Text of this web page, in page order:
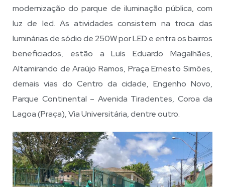
modernização do parque de iluminação pública, com
luz de led. As atividades consistem na troca das
luminárias de sódio de 250W por LED e entra os bairros
beneficiados, estão a Luís Eduardo Magalhães,
Altamirando de Araújo Ramos, Praça Ernesto Simões,
demais vias do Centro da cidade, Engenho Novo,
Parque Continental – Avenida Tiradentes, Coroa da
Lagoa (Praça), Via Universitária, dentre outro.